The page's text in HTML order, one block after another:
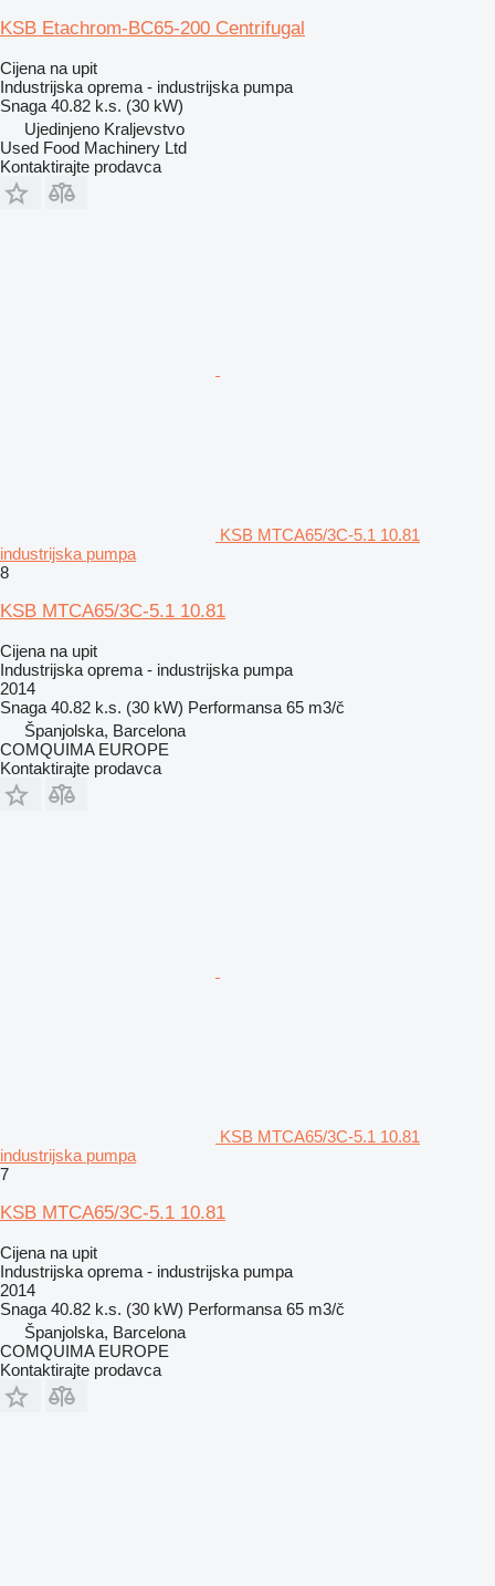
KSB Etachrom-BC65-200 Centrifugal
Cijena na upit
Industrijska oprema - industrijska pumpa
Snaga 40.82 k.s. (30 kW)
Ujedinjeno Kraljevstvo
Used Food Machinery Ltd
Kontaktirajte prodavca
KSB MTCA65/3C-5.1 10.81
industrijska pumpa
8
KSB MTCA65/3C-5.1 10.81
Cijena na upit
Industrijska oprema - industrijska pumpa
2014
Snaga 40.82 k.s. (30 kW) Performansa 65 m3/č
Španjolska, Barcelona
COMQUIMA EUROPE
Kontaktirajte prodavca
KSB MTCA65/3C-5.1 10.81
industrijska pumpa
7
KSB MTCA65/3C-5.1 10.81
Cijena na upit
Industrijska oprema - industrijska pumpa
2014
Snaga 40.82 k.s. (30 kW) Performansa 65 m3/č
Španjolska, Barcelona
COMQUIMA EUROPE
Kontaktirajte prodavca